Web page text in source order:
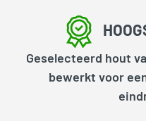
Geselecteerd hout
bewerkt voor